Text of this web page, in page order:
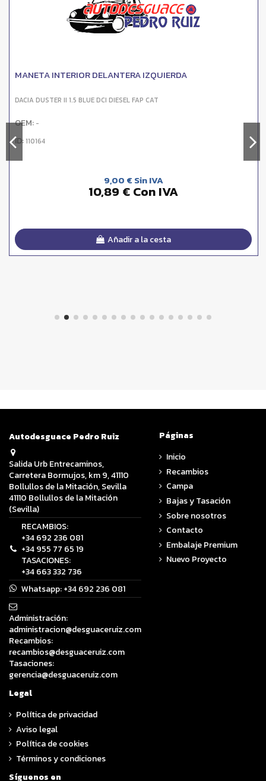
MANETA INTERIOR DELANTERA IZQUIERDA
DACIA DUSTER II 1.5 BLUE DCI DIESEL FAP CAT
OEM: -
ID:110164
9,00 € Sin IVA
10,89 € Con IVA
Añadir a la cesta
Autodesguace Pedro Ruiz
Salida Urb Entrecaminos,
Carretera Bormujos, km 9, 41110
Bollullos de la Mitación, Sevilla
41110 Bollullos de la Mitación
(Sevilla)
RECAMBIOS:
+34 692 236 081
+34 955 77 65 19
TASACIONES:
+34 663 332 736
Whatsapp:+34 692 236 081
Administración:
administracion@desguaceruiz.com
Recambios:
recambios@desguaceruiz.com
Tasaciones:
gerencia@desguaceruiz.com
Páginas
Inicio
Recambios
Campa
Bajas y Tasación
Sobre nosotros
Contacto
Embalaje Premium
Nuevo Proyecto
Legal
Política de privacidad
Aviso legal
Política de cookies
Términos y condiciones
Síguenos en